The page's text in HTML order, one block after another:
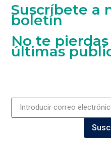
Suscríbete a
boletín
No te
últimas